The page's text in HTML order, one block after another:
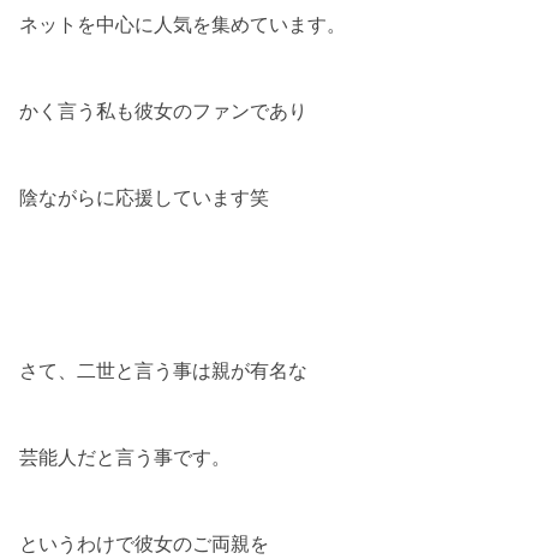
ネットを中心に人気を集めています。
かく言う私も彼女のファンであり
陰ながらに応援しています笑
さて、二世と言う事は親が有名な
芸能人だと言う事です。
というわけで彼女のご両親を